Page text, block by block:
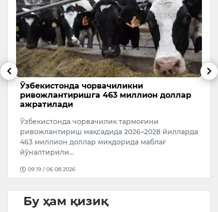
Ўзбекистонда чорвачиликни
ривожлантиришга 463 миллион доллар
ажратилади
Ўзбекистонда чорвачилик тармоғини
ривожлантириш мақсадида 2026–2028 йилларда
463 миллион доллар миқдорида маблағ
йўналтирили…
09:19 / 06.08.2026
Бу ҳам қизиқ